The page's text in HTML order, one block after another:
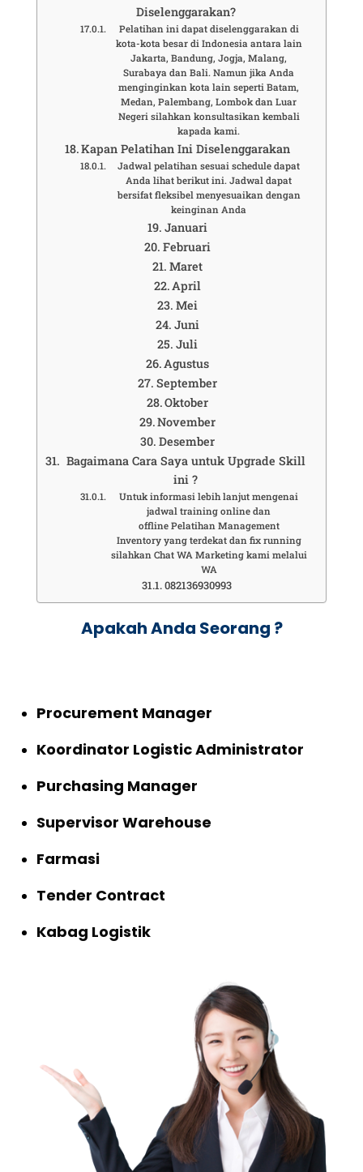
Diselenggarakan?
Pelatihan ini dapat diselenggarakan di
kota-kota besar di Indonesia antara lain
Jakarta, Bandung, Jogja, Malang,
Surabaya dan Bali. Namun jika Anda
menginginkan kota lain seperti Batam,
Medan, Palembang, Lombok dan Luar
Negeri silahkan konsultasikan kembali
kapada kami.
Kapan Pelatihan Ini Diselenggarakan
Jadwal pelatihan sesuai schedule dapat
Anda lihat berikut ini. Jadwal dapat
bersifat fleksibel menyesuaikan dengan
keinginan Anda
Januari
Februari
Maret
April
Mei
Juni
Juli
Agustus
September
Oktober
November
Desember
Bagaimana Cara Saya untuk Upgrade Skill
ini ?
Untuk informasi lebih lanjut mengenai
jadwal training online dan
offline Pelatihan Management
Inventory yang terdekat dan fix running
silahkan Chat WA Marketing kami melalui
WA
082136930993
Apakah Anda Seorang ?
Procurement Manager
Koordinator Logistic Administrator
Purchasing Manager
Supervisor Warehouse
Farmasi
Tender Contract
Kabag Logistik